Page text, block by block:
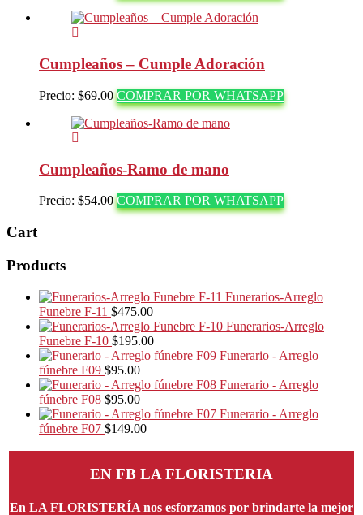
Cumpleaños – Cumple Adoración
Precio: $69.00 COMPRAR POR WHATSAPP
Cumpleaños-Ramo de mano
Precio: $54.00 COMPRAR POR WHATSAPP
Cart
Products
Funerarios-Arreglo
Funebre F-11 $475.00
Funerarios-Arreglo
Funebre F-10 $195.00
Funerario - Arreglo
fúnebre F09 $95.00
Funerario - Arreglo
fúnebre F08 $95.00
Funerario - Arreglo
fúnebre F07 $149.00
EN FB LA FLORISTERIA
En LA FLORISTERÍA nos esforzamos por brindarte la mejor